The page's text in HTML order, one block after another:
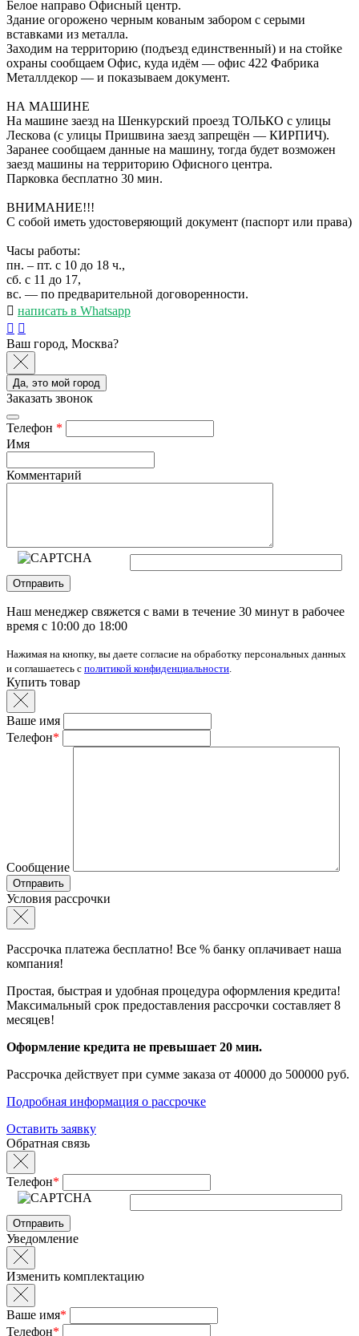
Белое направо Офисный центр.
Здание огорожено черным кованым забором с серыми
вставками из металла.
Заходим на территорию (подъезд единственный) и на стойке
охраны сообщаем Офис, куда идём — офис 422 Фабрика
Металлдекор — и показываем документ.
НА МАШИНЕ
На машине заезд на Шенкурский проезд ТОЛЬКО с улицы
Лескова (с улицы Пришвина заезд запрещён — КИРПИЧ).
Заранее сообщаем данные на машину, тогда будет возможен
заезд машины на территорию Офисного центра.
Парковка бесплатно 30 мин.
ВНИМАНИЕ!!!
С собой иметь удостоверяющий документ (паспорт или права)
Часы работы:
пн. – пт. с 10 до 18 ч.,
сб. с 11 до 17,
вс. — по предварительной договоренности.
написать в Whatsapp
Ваш город, Москва?
Да, это мой город
Заказать звонок
Телефон *
Имя
Комментарий
Отправить
Наш менеджер свяжется с вами в течение 30 минут в рабочее
время с 10:00 до 18:00
Нажимая на кнопку, вы даете согласие на обработку персональных данных
и соглашаетесь с политикой конфиденциальности
Купить товар
Ваше имя
Телефон*
Сообщение
Условия рассрочки
Рассрочка платежа бесплатно! Все % банку оплачивает наша
компания!
Простая, быстрая и удобная процедура оформления кредита!
Максимальный срок предоставления рассрочки составляет 8
месяцев!
Оформление кредита не превышает 20 мин.
Рассрочка действует при сумме заказа от 40000 до 500000 руб.
Подробная информация о рассрочке
Оставить заявку
Обратная связь
Телефон*
Уведомление
Изменить комплектацию
Ваше имя*
Телефон*